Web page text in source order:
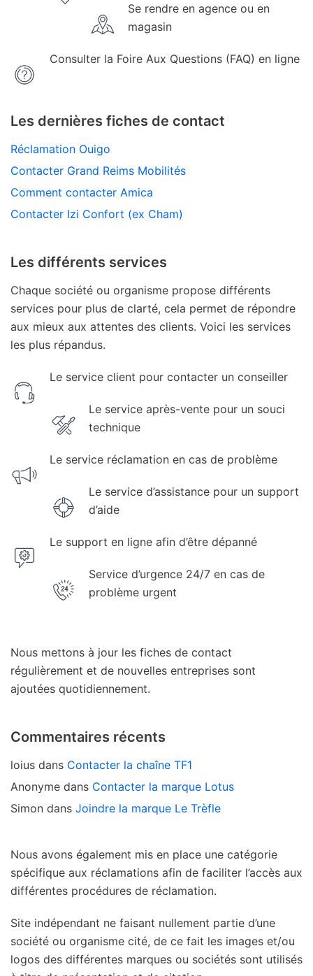
Se rendre en agence ou en
magasin
Consulter la Foire Aux Questions (FAQ) en ligne
Les dernières fiches de contact
Réclamation Ouigo
Contacter Grand Reims Mobilités
Comment contacter Amica
Contacter Izi Confort (ex Cham)
Les différents services
Chaque société ou organisme propose différents
services pour plus de clarté, cela permet de répondre
aux mieux aux attentes des clients. Voici les services
les plus répandus.
Le service client pour contacter un conseiller
Le service après-vente pour un souci
technique
Le service réclamation en cas de problème
Le service d’assistance pour un support
d’aide
Le support en ligne afin d’être dépanné
Service d’urgence 24/7 en cas de
problème urgent
Nous mettons à jour les fiches de contact
régulièrement et de nouvelles entreprises sont
ajoutées quotidiennement.
Commentaires récents
loius dans Contacter la chaîne TF1
Anonyme dans Contacter la marque Lotus
Simon dans Joindre la marque Le Trèfle
Nous avons également mis en place une catégorie
spécifique aux réclamations afin de faciliter l’accès aux
différentes procédures de réclamation.
Site indépendant ne faisant nullement partie d’une
société ou organisme cité, de ce fait les images et/ou
logos des différentes marques ou sociétés sont utilisés